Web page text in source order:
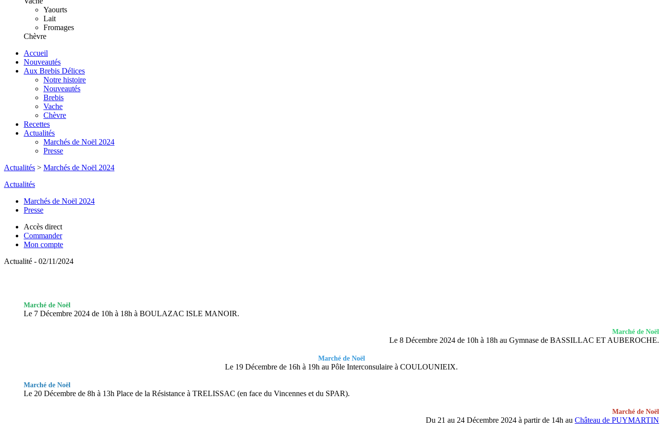
Yaourts
Lait
Fromages
Chèvre
Accueil
Nouveautés
Aux Brebis Délices
Notre histoire
Nouveautés
Brebis
Vache
Chèvre
Recettes
Actualités
Marchés de Noël 2024
Presse
Actualités > Marchés de Noël 2024
Actualités
Marchés de Noël 2024
Presse
Accès direct
Commander
Mon compte
Actualité - 02/11/2024
Marché de Noël
Le 7 Décembre 2024 de 10h à 18h à BOULAZAC ISLE MANOIR.
Marché de Noël
Le 8 Décembre 2024 de 10h à 18h au Gymnase de BASSILLAC ET AUBEROCHE.
Marché de Noël
Le 19 Décembre de 16h à 19h au Pôle Interconsulaire à COULOUNIEIX.
Marché de Noël
Le 20 Décembre de 8h à 13h Place de la Résistance à TRELISSAC (en face du Vincennes et du SPAR).
Marché de Noël
Du 21 au 24 Décembre 2024 à partir de 14h au Château de PUYMARTIN